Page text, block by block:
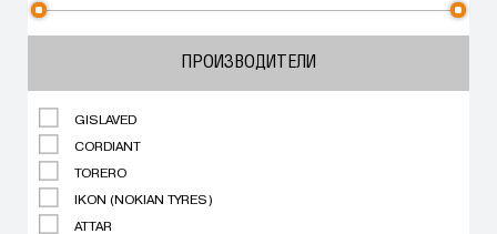
ПРОИЗВОДИТЕЛИ
GISLAVED
CORDIANT
TORERO
IKON (NOKIAN TYRES)
ATTAR